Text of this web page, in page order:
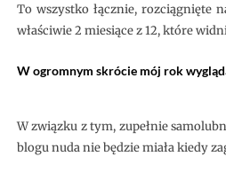
To wszystko łącznie, rozciągnięte
właściwie 2 miesiące z 12, które
W ogromnym skrócie mój rok
W związku z tym, zupełnie
blogu nuda nie będzie miała kiedy